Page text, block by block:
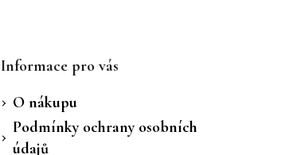
Informace pro vás
O nákupu
Podmínky ochrany osobních
údajů